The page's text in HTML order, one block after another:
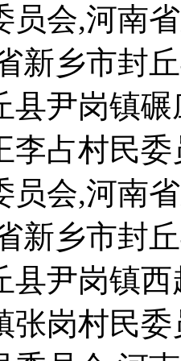
员会,河南
新乡市封
县尹岗镇
李占村民
员会,河南
新乡市封
县尹岗镇
张岗村民